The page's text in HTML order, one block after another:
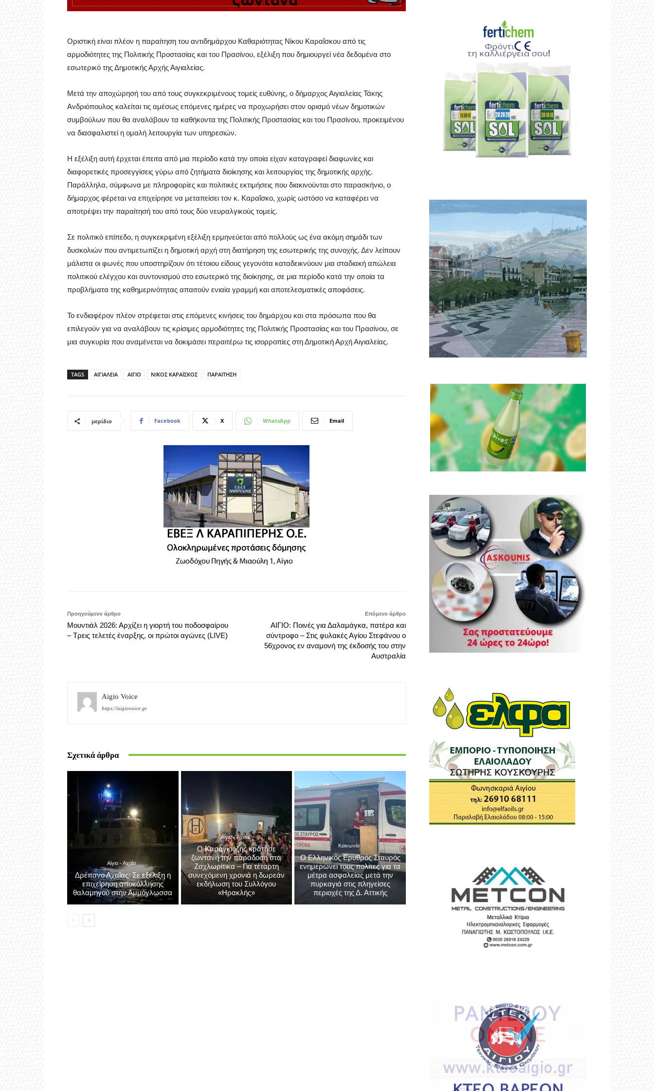
Οριστική είναι πλέον η παραίτηση του αντιδημάρχου Καθαριότητας Νίκου Καραΐσκου από τις
αρμοδιότητες της Πολιτικής Προστασίας και του Πρασίνου, εξέλιξη που δημιουργεί νέα δεδομένα στο
εσωτερικό της Δημοτικής Αρχής Αιγιαλείας.
Μετά την αποχώρησή του από τους συγκεκριμένους τομείς ευθύνης, ο δήμαρχος Αιγιαλείας Τάκης
Ανδριόπουλος καλείται τις αμέσως επόμενες ημέρες να προχωρήσει στον ορισμό νέων δημοτικών
συμβούλων που θα αναλάβουν τα καθήκοντα της Πολιτικής Προστασίας και του Πρασίνου, προκειμένου
να διασφαλιστεί η ομαλή λειτουργία των υπηρεσιών.
Η εξέλιξη αυτή έρχεται έπειτα από μια περίοδο κατά την οποία είχαν καταγραφεί διαφωνίες και
διαφορετικές προσεγγίσεις γύρω από ζητήματα διοίκησης και λειτουργίας της δημοτικής αρχής.
Παράλληλα, σύμφωνα με πληροφορίες και πολιτικές εκτιμήσεις που διακινούνται στο παρασκήνιο, ο
δήμαρχος φέρεται να επιχείρησε να μεταπείσει τον κ. Καραΐσκο, χωρίς ωστόσο να καταφέρει να
αποτρέψει την παραίτησή του από τους δύο νευραλγικούς τομείς.
Σε πολιτικό επίπεδο, η συγκεκριμένη εξέλιξη ερμηνεύεται από πολλούς ως ένα ακόμη σημάδι των
δυσκολιών που αντιμετωπίζει η δημοτική αρχή στη διατήρηση της εσωτερικής της συνοχής. Δεν λείπουν
μάλιστα οι φωνές που υποστηρίζουν ότι τέτοιου είδους γεγονότα καταδεικνύουν μια σταδιακή απώλεια
πολιτικού ελέγχου και συντονισμού στο εσωτερικό της διοίκησης, σε μια περίοδο κατά την οποία τα
προβλήματα της καθημερινότητας απαιτούν ενιαία γραμμή και αποτελεσματικές αποφάσεις.
Το ενδιαφέρον πλέον στρέφεται στις επόμενες κινήσεις του δημάρχου και στα πρόσωπα που θα
επιλεγούν για να αναλάβουν τις κρίσιμες αρμοδιότητες της Πολιτικής Προστασίας και του Πρασίνου, σε
μια συγκυρία που αναμένεται να δοκιμάσει περαιτέρω τις ισορροπίες στη Δημοτική Αρχή Αιγιαλείας.
TAGS ΑΙΓΙΑΛΕΙΑ ΑΙΓΙΟ ΝΙΚΟΣ ΚΑΡΑΪΣΚΟΣ ΠΑΡΑΙΤΗΣΗ
μερίδιο Facebook X WhatsApp Email
Μουντιάλ 2026: Αρχίζει η γιορτή του ποδοσφαίρου
– Τρεις τελετές έναρξης, οι πρώτοι αγώνες (LIVE)
ΑΙΓΙΟ: Ποινές για Δαλαμάγκα, πατέρα και
σύντροφο – Στις φυλακές Αγίου Στεφάνου ο
56χρονος εν αναμονή της έκδοσής του στην
Aigio Voice
https://aigiovoice.gr
Αίγιο - Αχαΐα
Δρέπανο Αχαΐας: Σε εξέλιξη η
επιχείρηση αποκόλλησης
θαλαμηγού στην Αμμόγλωσσα
Ο Καραγκιόζης κράτησε
συνεχόμενη χρονιά η δωρεάν
εκδήλωση του Συλλόγου
«Ηρακλής»
Ο Ελληνικός Ερυθρός Σταυρός
ενημερώνει τους πολίτες για τα
μέτρα ασφαλείας μετά την
πυρκαγιά στις πληγείσες
περιοχές της Δ. Αττικής